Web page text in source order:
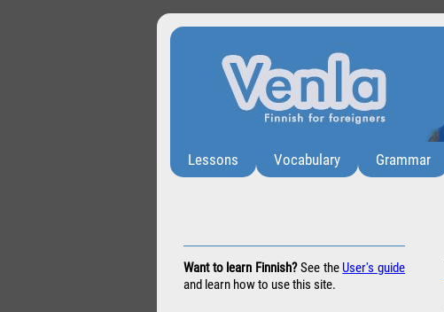
Lessons Vocabulary Grammar
Want to learn Finnish?See the User's guide
and learn how to use this site.